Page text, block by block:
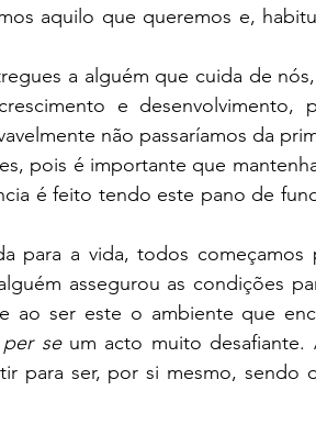
aquilo que queremos e,
a alguém que cuida de
e desenvolvimento,
não passaríamos da
pois é importante que
é feito tendo este pano de
para a vida, todos começamos
assegurou as condições
ao ser este o ambiente que
per se um acto muito desafiante.
para ser, por si mesmo, sendo